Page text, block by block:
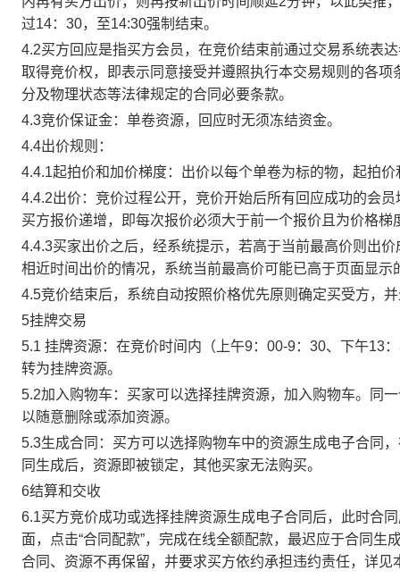
过14：30，至14:30强制结束。
4.2买方回应是指买方会员，在竞价结束前通过交易系统表
取得竞价权，即表示同意接受并遵照执行本交易规则的各
分及物理状态等法律规定的合同必要条款。
4.3竞价保证金：单卷资源，回应时无须冻结资金。
4.4出价规则：
4.4.1起拍价和加价梯度：出价以每个单卷为标的物，起拍
4.4.2出价：竞价过程公开，竞价开始后所有回应成功的会
买方报价递增，即每次报价必须大于前一个报价且为价格
4.4.3买家出价之后，经系统提示，若高于当前最高价则出
相近时间出价的情况，系统当前最高价可能已高于页面显示
4.5竞价结束后，系统自动按照价格优先原则确定买受方，
5挂牌交易
5.1 挂牌资源：在竞价时间内（上午9：00-9：30、下午13
转为挂牌资源。
5.2加入购物车：买家可以选择挂牌资源，加入购物车。同
以随意删除或添加资源。
5.3生成合同：买方可以选择购物车中的资源生成电子合同
同生成后，资源即被锁定，其他买家无法购买。
6结算和交收
6.1买方竞价成功或选择挂牌资源生成电子合同后，此时合
面，点击“合同配款”，完成在线全额配款，最迟应于合同
合同、资源不再保留，并要求买方依约承担违约责任，详见